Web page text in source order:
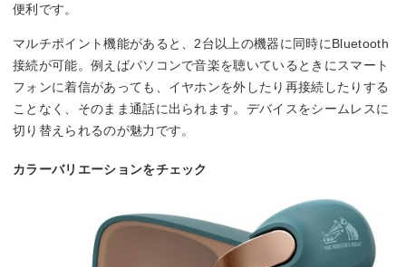
便利です。
マルチポイント機能があると、2台以上の機器に同時にBluetooth
接続が可能。例えばパソコンで音楽を聴いているときにスマート
フォンに着信があっても、イヤホンを外したり再接続したりする
ことなく、そのまま通話に出られます。デバイスをシームレスに
切り替えられるのが魅力です。
カラーバリエーションをチェック